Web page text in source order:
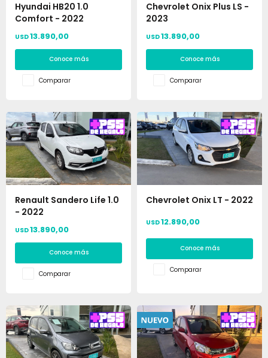
Hyundai HB20 1.0
Comfort - 2022
USD13.890,00
Conoce más
Comparar
Chevrolet Onix Plus LS -
2023
USD13.890,00
Conoce más
Comparar
Renault Sandero Life 1.0
- 2022
USD13.890,00
Conoce más
Comparar
Chevrolet Onix LT - 2022
USD12.890,00
Conoce más
Comparar